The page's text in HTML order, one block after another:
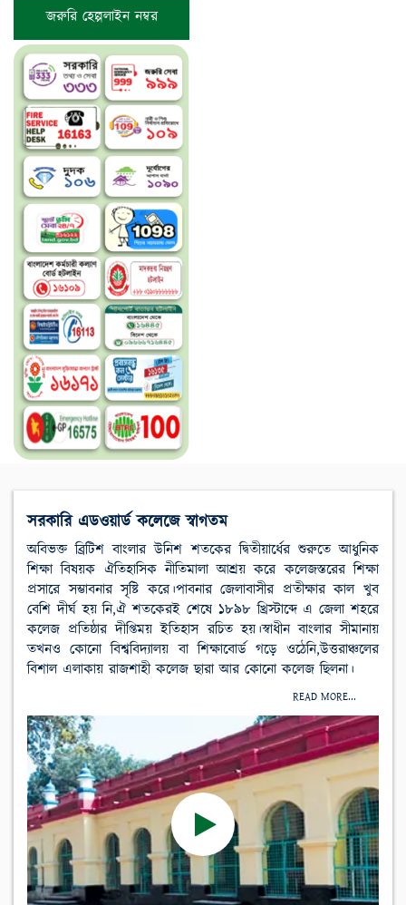
জরুরি হেল্পলাইন নম্বর
সরকারি এডওয়ার্ড কলেজে স্বাগতম
অবিভক্ত ব্রিটিশ বাংলার উনিশ শতকের দ্বিতীয়ার্ধের শুরুতে আধুনিক
শিক্ষা বিষয়ক ঐতিহাসিক নীতিমালা আশ্রয় করে কলেজস্তরের শিক্ষা
প্রসারে সম্ভাবনার সৃষ্টি করে।পাবনার জেলাবাসীর প্রতীক্ষার কাল খুব
বেশি দীর্ঘ হয় নি,ঐ শতকেরই শেষে ১৮৯৮ খ্রিস্টাব্দে এ জেলা শহরে
কলেজ প্রতিষ্ঠার দীপ্তিময় ইতিহাস রচিত হয়।স্বাধীন বাংলার সীমানায়
তখনও কোনো বিশ্ববিদ্যালয় বা শিক্ষাবোর্ড গড়ে ওঠেনি,উত্তরাঞ্চলের
বিশাল এলাকায় রাজশাহী কলেজ ছারা আর কোনো কলেজ ছিলনা।
READ MORE...